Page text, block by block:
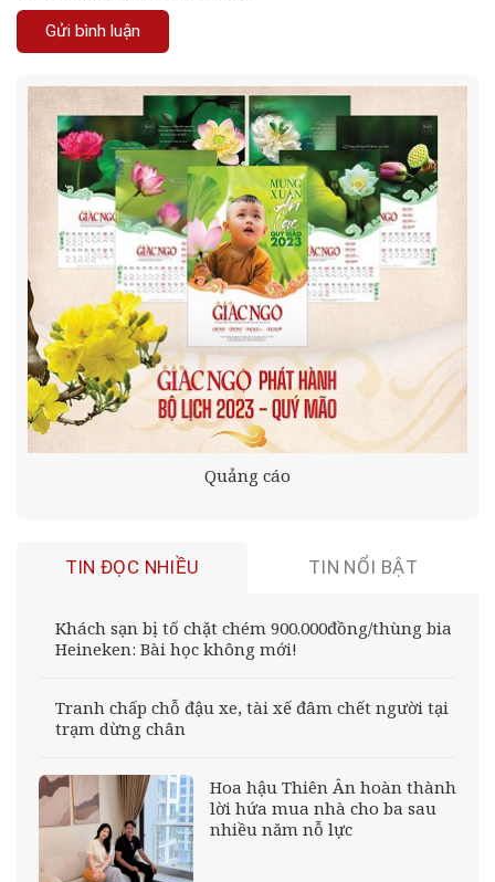
Quảng cáo
TIN ĐỌC NHIỀU TIN NỔI BẬT
Khách sạn bị tố chặt chém 900.000đồng/thùng bia
Heineken: Bài học không mới!
Tranh chấp chỗ đậu xe, tài xế đâm chết người tại
trạm dừng chân
Hoa hậu Thiên Ân hoàn thành
lời hứa mua nhà cho ba sau
nhiều năm nỗ lực